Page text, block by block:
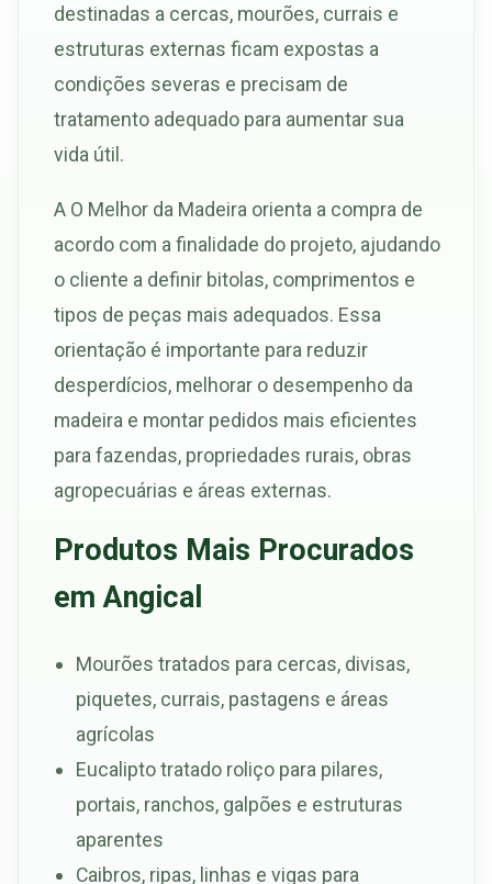
destinadas a cercas, mourões, currais e
estruturas externas ficam expostas a
condições severas e precisam de
tratamento adequado para aumentar sua
vida útil.
A O Melhor da Madeira orienta a compra de
acordo com a finalidade do projeto, ajudando
o cliente a definir bitolas, comprimentos e
tipos de peças mais adequados. Essa
orientação é importante para reduzir
desperdícios, melhorar o desempenho da
madeira e montar pedidos mais eficientes
para fazendas, propriedades rurais, obras
agropecuárias e áreas externas.
Produtos Mais Procurados
em Angical
Mourões tratados para cercas, divisas,
piquetes, currais, pastagens e áreas
agrícolas
Eucalipto tratado roliço para pilares,
portais, ranchos, galpões e estruturas
aparentes
Caibros, ripas, linhas e vigas para